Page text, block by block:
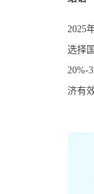
2025
选择
20%-
济有